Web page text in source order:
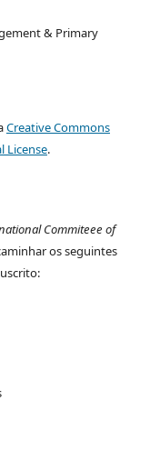
& Primary
Creative Commons
License.
Commiteee of
os seguintes